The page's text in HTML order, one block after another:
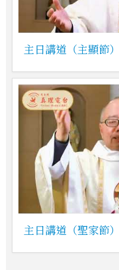
主日講道（主顯節
主日講道（聖家節